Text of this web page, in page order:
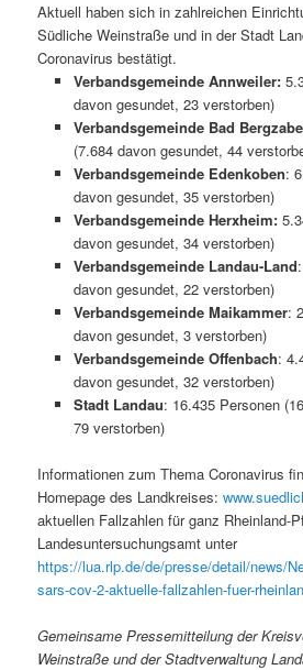
Aktuell haben sich in zahlreichen
Südliche Weinstraße und in der Stadt
Coronavirus bestätigt.
Verbandsgemeinde Annweiler:
davon gesundet, 23 verstorben)
Verbandsgemeinde Bad
(7.684 davon gesundet, 44
Verbandsgemeinde Edenkoben:
davon gesundet, 35 verstorben)
Verbandsgemeinde Herxheim:
davon gesundet, 34 verstorben)
Verbandsgemeinde Landau-Land
davon gesundet, 22 verstorben)
Verbandsgemeinde Maikammer:
davon gesundet, 3 verstorben)
Verbandsgemeinde Offenbach:
davon gesundet, 32 verstorben)
Stadt Landau: 16.435 Personen
79 verstorben)
Informationen zum Thema Coronavirus
Homepage des Landkreises:
aktuellen Fallzahlen für ganz Rheinland-
Landesuntersuchungsamt unter
https://lua.rlp.de/de/presse/detail/news/
sars-cov-2-aktuelle-fallzahlen-fuer-
Gemeinsame Pressemitteilung der
Weinstraße und der Stadtverwaltung